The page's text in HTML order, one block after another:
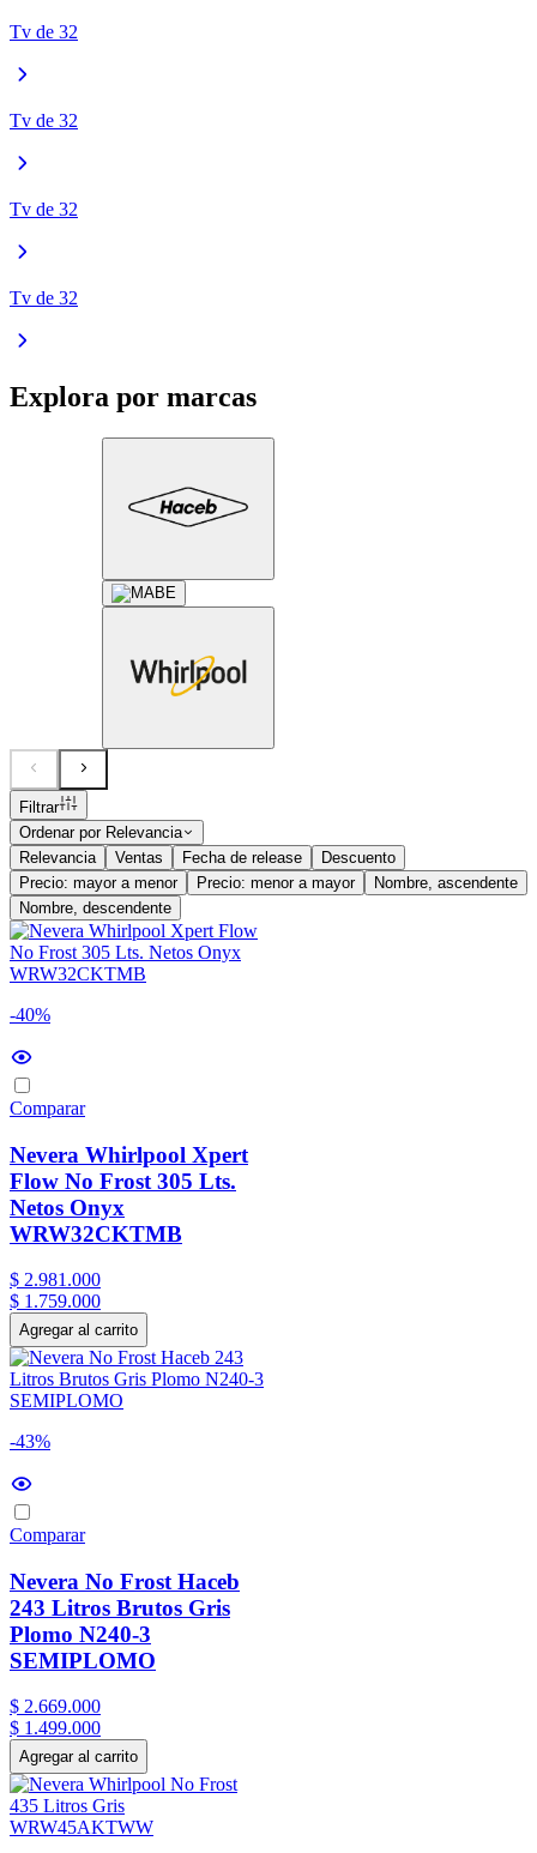
Tv de 32
Tv de 32
Tv de 32
Tv de 32
Explora por marcas
Filtrar
Ordenar por Relevancia
Relevancia
Ventas Fecha de release
Descuento
Precio: mayor a menor
Precio: menor a mayor
Nombre, ascendente
Nombre, descendente
-40%
Comparar
Nevera Whirlpool Xpert
Flow No Frost 305 Lts.
Netos Onyx
WRW32CKTMB
$ 2.981.000
$ 1.759.000
Agregar al carrito
-43%
Comparar
Nevera No Frost Haceb
243 Litros Brutos Gris
Plomo N240-3
SEMIPLOMO
$ 2.669.000
$ 1.499.000
Agregar al carrito